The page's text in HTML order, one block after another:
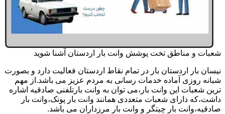
شعبات و مناطق تخت پوشش وانت بار اردستان آشنا شوید
نیسان بار اردستان بار در تمام نقاط اردستان فعالیت دارد و بصورت
شبانه روزی آماده خدمات رسانی به مردم عزیز می باشد.از مهم
ترین شعبات این وانت بار،می توان به وانت بارتلفنی صادقیه اشاره
داشت،که دارای شعبات متعددی همانند وانت بار پونک،وانت بار
صادقیه،وانت بار چیتگر و وانت بار مرزداران می باشد.